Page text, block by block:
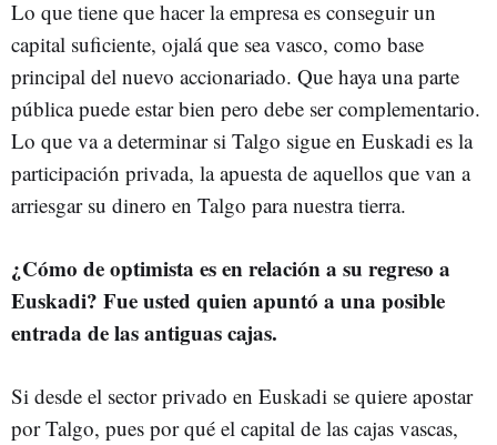
Lo que tiene que hacer la empresa es conseguir un
capital suficiente, ojalá que sea vasco, como base
principal del nuevo accionariado. Que haya una parte
pública puede estar bien pero debe ser complementario.
Lo que va a determinar si Talgo sigue en Euskadi es la
participación privada, la apuesta de aquellos que van a
arriesgar su dinero en Talgo para nuestra tierra.
¿Cómo de optimista es en relación a su regreso a
Euskadi? Fue usted quien apuntó a una posible
entrada de las antiguas cajas.
Si desde el sector privado en Euskadi se quiere apostar
por Talgo, pues por qué el capital de las cajas vascas,